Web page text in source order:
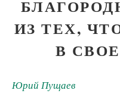
ИЗ ТЕХ,
В
Юрий Пущаев